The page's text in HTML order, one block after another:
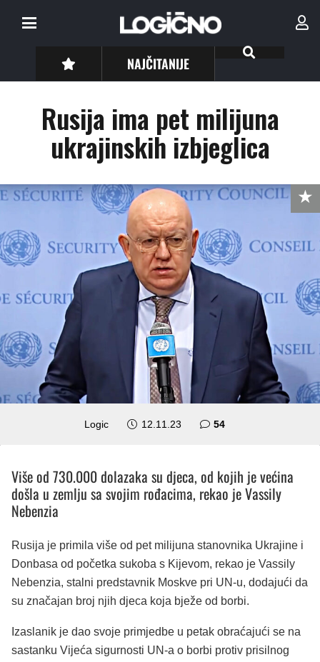
NAJČITANIJE
Rusija ima pet milijuna
ukrajinskih izbjeglica
Logic 12.11.23 54komentara
Više od 730.000 dolazaka su djeca, od kojih je većina
došla u zemlju sa svojim rođacima, rekao je Vassily
Nebenzia
Rusija je primila više od pet milijuna stanovnika Ukrajine i
Donbasa od početka sukoba s Kijevom, rekao je Vassily
Nebenzia, stalni predstavnik Moskve pri UN-u, dodajući da
su značajan broj njih djeca koja bježe od borbi.
Izaslanik je dao svoje primjedbe u petak obraćajući se na
sastanku Vijeća sigurnosti UN-a o borbi protiv prisilnog